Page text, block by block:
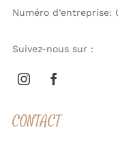
Numéro d’entreprise:
Suivez-nous sur :
CONTACT